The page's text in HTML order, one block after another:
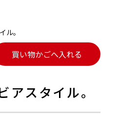
ル。
買い物かごへ入れる
スタイル。